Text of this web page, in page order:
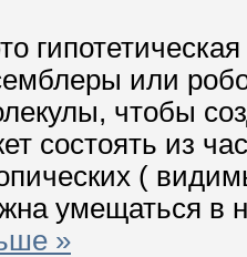
или
чтобы
состоять из
(
умещаться в
»